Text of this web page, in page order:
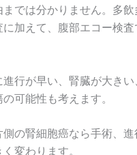
では分かりません。多
加えて、腹部エコー検
行が早い、腎臓が大き
可能性も考えます。
の腎細胞癌なら手術、
変わります。